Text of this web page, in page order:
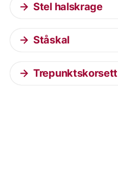
Stel halskrage
Ståskal
Trepunktskorsett